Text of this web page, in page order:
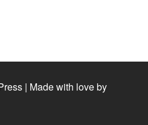
| Made with love by